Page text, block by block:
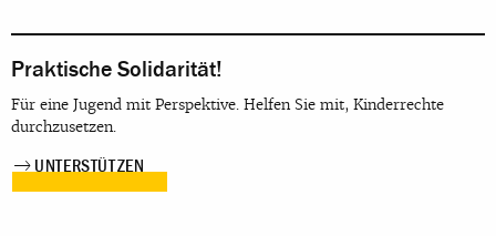
Praktische Solidarität!
Für eine Jugend mit Perspektive. Helfen Sie mit, Kinderrechte
durchzusetzen.
UNTERSTÜTZEN